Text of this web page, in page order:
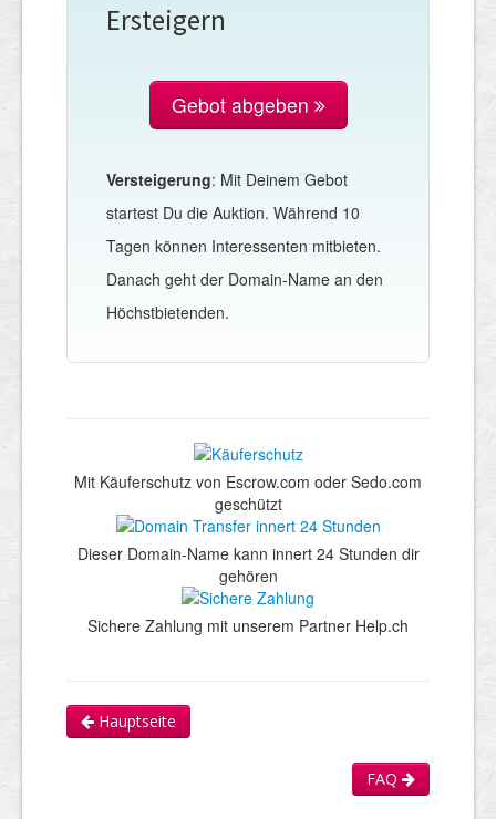
Ersteigern
Gebot abgeben
Versteigerung: Mit Deinem Gebot
startest Du die Auktion. Während 10
Tagen können Interessenten mitbieten.
Danach geht der Domain-Name an den
Höchstbietenden.
Mit Käuferschutz von Escrow.com oder Sedo.com
geschützt
Dieser Domain-Name kann innert 24 Stunden dir
gehören
Sichere Zahlung mit unserem Partner Help.ch
Hauptseite
FAQ